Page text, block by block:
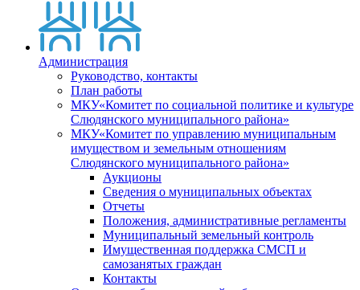
Администрация
Руководство, контакты
План работы
МКУ«Комитет по социальной политике и культуре
Слюдянского муниципального района»
МКУ«Комитет по управлению муниципальным
имуществом и земельным отношениям
Слюдянского муниципального района»
Аукционы
Сведения о муниципальных объектах
Отчеты
Положения, административные регламенты
Муниципальный земельный контроль
Имущественная поддержка СМСП и
самозанятых граждан
Контакты